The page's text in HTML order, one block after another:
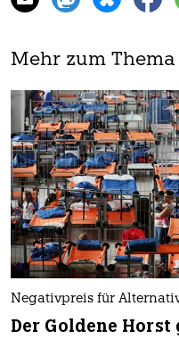
Mehr zum Thema
Negativpreis für
Der Goldene